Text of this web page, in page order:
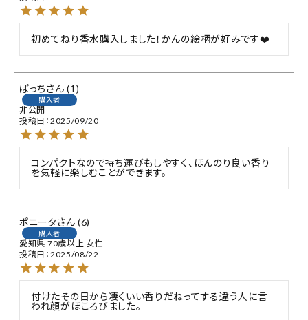
初めてねり香水購入しました！かんの絵柄が好みです❤️
ぱっち 1
購入者
非公開
投稿日 2025/09/20
コンパクトなので持ち運びもしやすく、ほんのり良い香り
を気軽に楽しむことができます。
ポニータ 6
購入者
愛知県70歳以上 女性
投稿日 2025/08/22
付けたその日から凄くいい香りだねってする違う人に言
われ顔がほころびました。